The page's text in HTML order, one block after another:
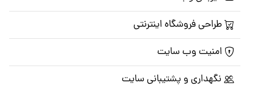
طراحی فروشگاه اینترنتی
امنیت وب سایت
نگهداری و پشتیبانی سایت